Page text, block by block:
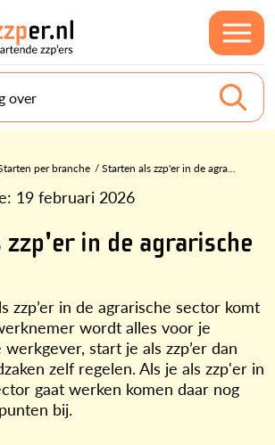
over
per branche /Starten als zzp'er in de agra...
19 februari 2026
zzp'er in de agrarische
zzp’er in de agrarische sector komt
wordt alles voor je
start je als zzp’er dan
zelf regelen. Als je als zzp'er in
gaat werken komen daar nog
bij.